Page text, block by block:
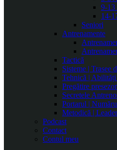
9-13
14-
Seniori
Antrenamente
Tactică
Sisteme | Trasee
Tehnică |
Pregătire
Secretele
Portarul |
Metodică |
Podcast
Contact
Contul meu